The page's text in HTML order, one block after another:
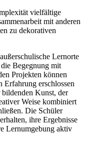
vielfältige
mit anderen
zu dekorativen
Lernorte
Begegnung mit
Projekten können
Erfahrung erschlossen
bildenden Kunst, der
Weise kombiniert
Die Schüler
ihre Ergebnisse
Lernumgebung aktiv